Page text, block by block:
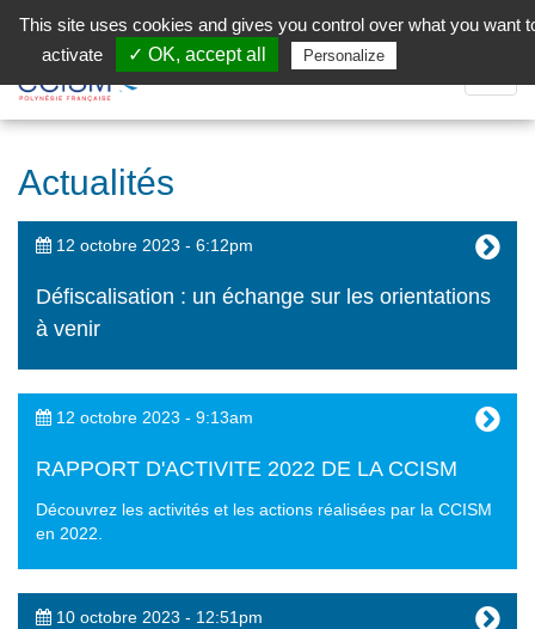
Facebook (Customer Chat) is disabled.
la
Actualités
12 octobre 2023 - 6:12pm
Défiscalisation : un échange sur les orientations
à venir
12 octobre 2023 - 9:13am
RAPPORT D'ACTIVITE 2022 DE LA CCISM
Découvrez les activités et les actions réalisées par la CCISM
en 2022.
10 octobre 2023 - 12:51pm
This site uses cookies and gives you control over what you want
activate
✓ OK, accept all Personalize